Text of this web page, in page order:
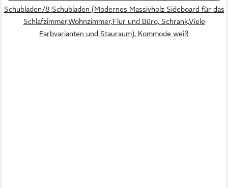
Schubladen/8 Schubladen (Modernes Massivholz Sideboard für das
Schlafzimmer,Wohnzimmer,Flur und Büro, Schrank,Viele
Farbvarianten und Stauraum), Kommode weiß